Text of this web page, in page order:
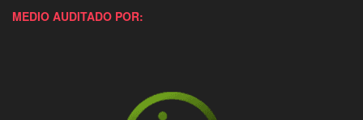
MEDIO AUDITADO POR: